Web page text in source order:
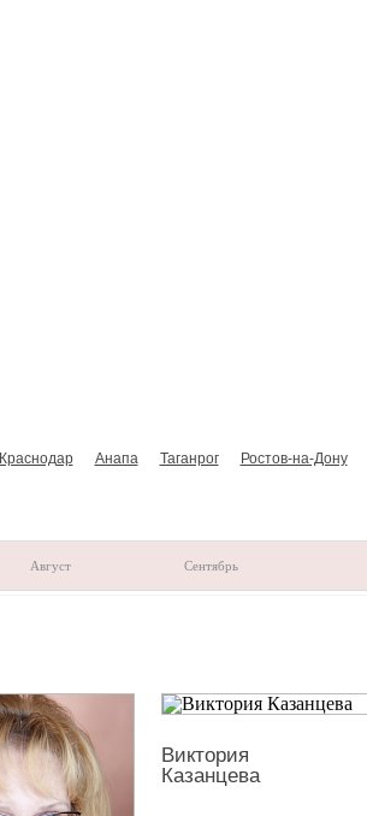
Краснодар Анапа Таганрог Ростов-на-Дону
Август Сентябрь
Виктория
Казанцева